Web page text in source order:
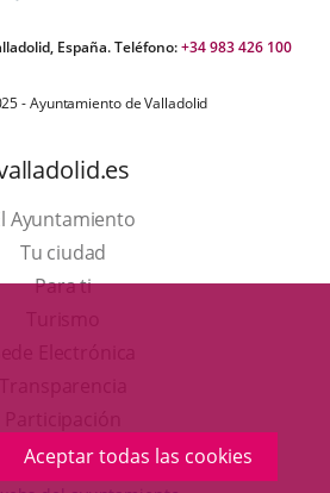
Aceptar todas las cookies
España. Teléfono:+34 983 426 100
- Ayuntamiento de Valladolid
Ayuntamiento
Tu ciudad
Para ti
en
una
aplicación
externa.